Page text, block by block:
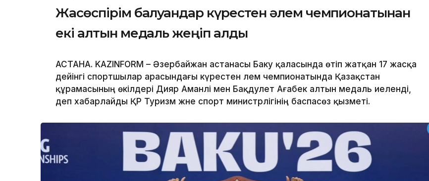
Жасөспірім балуандар күрестен әлем чемпионатынан
екі алтын медаль жеңіп алды
АСТАНА. KAZINFORM – Әзербайжан астанасы Баку қаласында өтіп жатқан 17 жасқа
дейінгі спортшылар арасындағы күрестен әлем чемпионатында Қазақстан
құрамасының өкілдері Дияр Аманәлі мен Бақдәулет Ағабек алтын медаль иеленді,
деп хабарлайды ҚР Туризм және спорт министрлігінің баспасөз қызметі.